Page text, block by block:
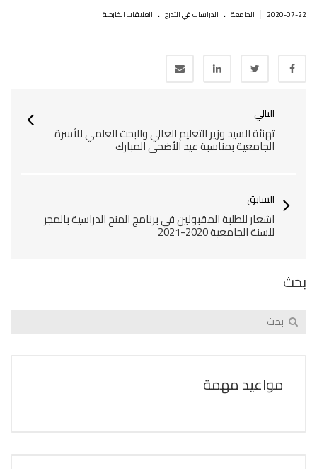
2020-07-22 الجامعة . الدراسات في التدرج . العلاقات الخارجية
التالي
تهنئة السيد وزير التعليم العالي والبحث العلمي للأسرة
الجامعية بمناسبة عيد الأضحى المبارك
السابق
اشعار للطلبة المقبولين في برنامج المنح الدراسية بالمجر
للسنة الجامعية 2020-2021
بحث
مواعيد مهمة